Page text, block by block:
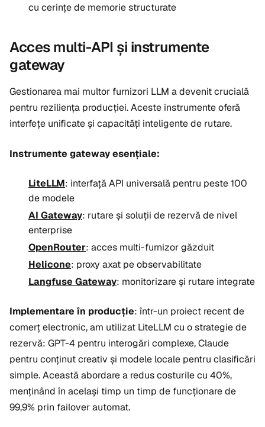
cu cerințe de memorie structurate
Acces multi-API și instrumente
gateway
Gestionarea mai multor furnizori LLM a devenit crucială
pentru reziliența producției. Aceste instrumente oferă
interfețe unificate și capacități inteligente de rutare.
Instrumente gateway esențiale:
LiteLLM: interfață API universală pentru peste 100
de modele
AI Gateway: rutare și soluții de rezervă de nivel
enterprise
OpenRouter: acces multi-furnizor găzduit
Helicone: proxy axat pe observabilitate
Langfuse Gateway: monitorizare și rutare integrate
Implementare în producție: într-un proiect recent de
comerț electronic, am utilizat LiteLLM cu o strategie de
rezervă: GPT-4 pentru interogări complexe, Claude
pentru conținut creativ și modele locale pentru clasificări
simple. Această abordare a redus costurile cu 40%,
menținând în același timp un timp de funcționare de
99,9% prin failover automat.